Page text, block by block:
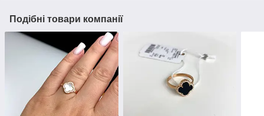
Подібні товари компанії